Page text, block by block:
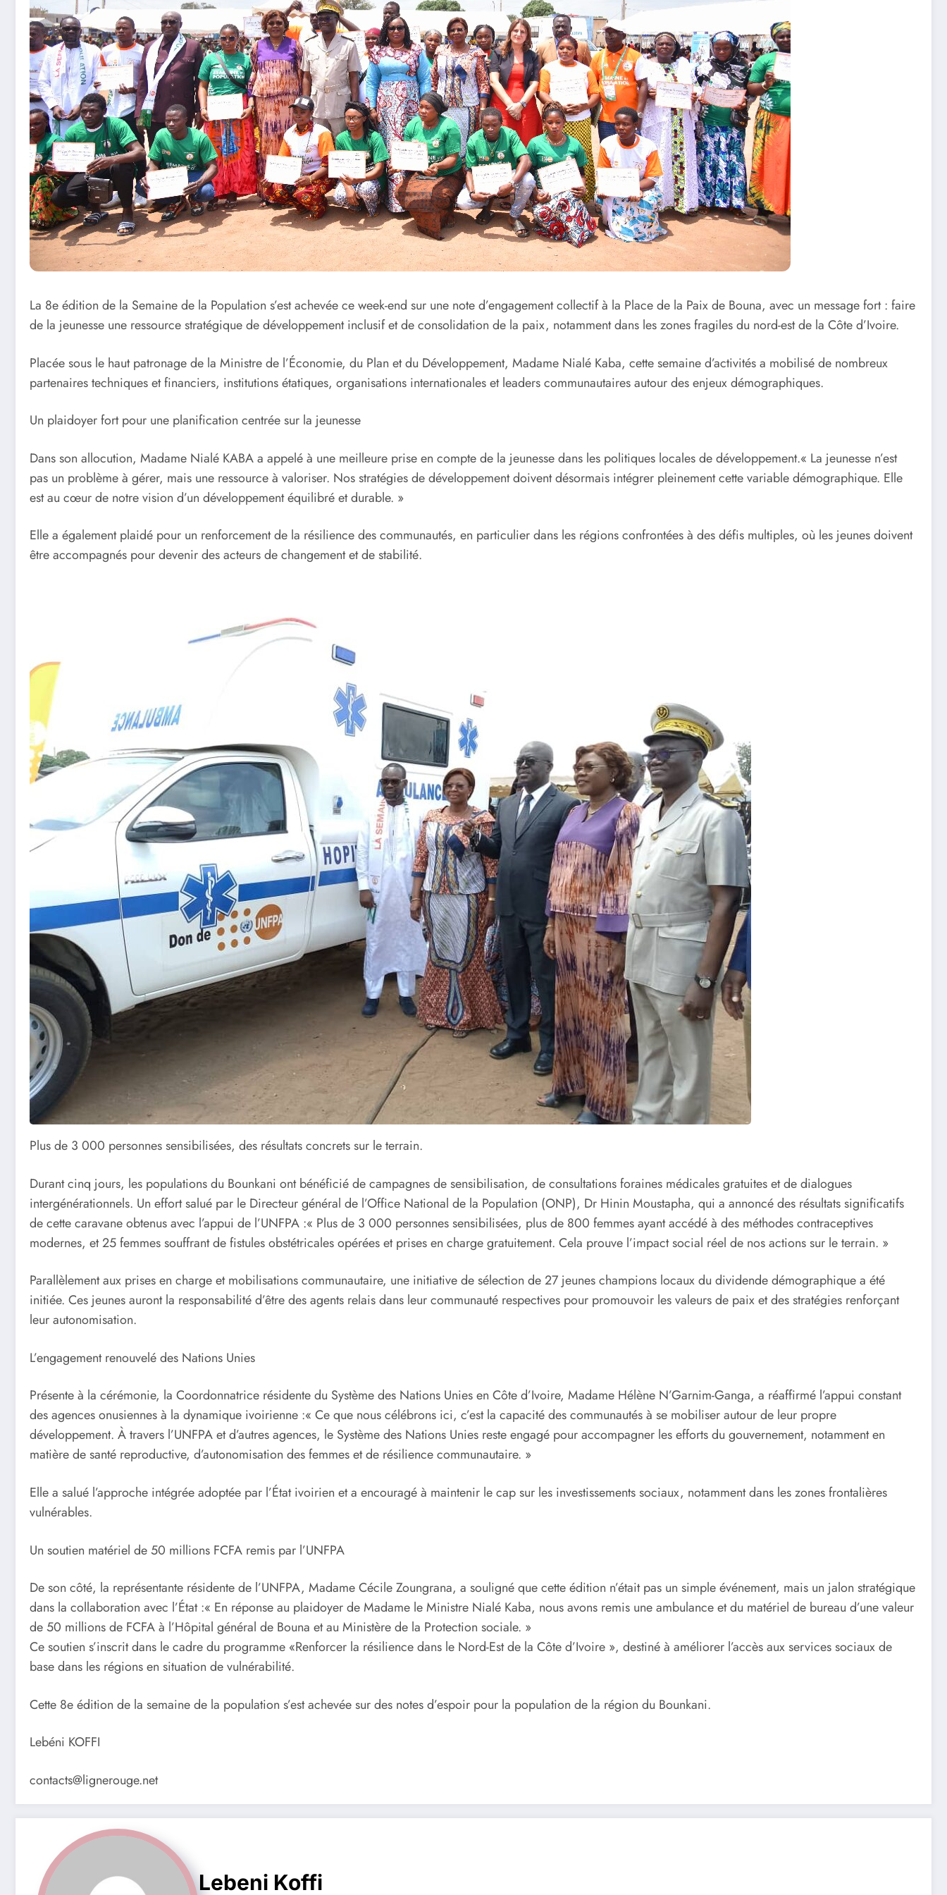
La 8e édition de la Semaine de la Population s’est achevée ce week-end sur une note d’engagement collectif à la Place de la Paix de Bouna, avec un message fort : faire
de la jeunesse une ressource stratégique de développement inclusif et de consolidation de la paix, notamment dans les zones fragiles du nord-est de la Côte d’Ivoire.
Placée sous le haut patronage de la Ministre de l’Économie, du Plan et du Développement, Madame Nialé Kaba, cette semaine d’activités a mobilisé de nombreux
partenaires techniques et financiers, institutions étatiques, organisations internationales et leaders communautaires autour des enjeux démographiques.
Un plaidoyer fort pour une planification centrée sur la jeunesse
Dans son allocution, Madame Nialé KABA a appelé à une meilleure prise en compte de la jeunesse dans les politiques locales de développement.« La jeunesse n’est
pas un problème à gérer, mais une ressource à valoriser. Nos stratégies de développement doivent désormais intégrer pleinement cette variable démographique. Elle
est au cœur de notre vision d’un développement équilibré et durable. »
Elle a également plaidé pour un renforcement de la résilience des communautés, en particulier dans les régions confrontées à des défis multiples, où les jeunes doivent
être accompagnés pour devenir des acteurs de changement et de stabilité.
Plus de 3 000 personnes sensibilisées, des résultats concrets sur le terrain.
Durant cinq jours, les populations du Bounkani ont bénéficié de campagnes de sensibilisation, de consultations foraines médicales gratuites et de dialogues
intergénérationnels. Un effort salué par le Directeur général de l’Office National de la Population (ONP), Dr Hinin Moustapha, qui a annoncé des résultats significatifs
de cette caravane obtenus avec l’appui de l’UNFPA :« Plus de 3 000 personnes sensibilisées, plus de 800 femmes ayant accédé à des méthodes contraceptives
modernes, et 25 femmes souffrant de fistules obstétricales opérées et prises en charge gratuitement. Cela prouve l’impact social réel de nos actions sur le terrain. »
Parallèlement aux prises en charge et mobilisations communautaire, une initiative de sélection de 27 jeunes champions locaux du dividende démographique a été
initiée. Ces jeunes auront la responsabilité d’être des agents relais dans leur communauté respectives pour promouvoir les valeurs de paix et des stratégies renforçant
leur autonomisation.
L’engagement renouvelé des Nations Unies
Présente à la cérémonie, la Coordonnatrice résidente du Système des Nations Unies en Côte d’Ivoire, Madame Hélène N’Garnim-Ganga, a réaffirmé l’appui constant
des agences onusiennes à la dynamique ivoirienne :« Ce que nous célébrons ici, c’est la capacité des communautés à se mobiliser autour de leur propre
développement. À travers l’UNFPA et d’autres agences, le Système des Nations Unies reste engagé pour accompagner les efforts du gouvernement, notamment en
matière de santé reproductive, d’autonomisation des femmes et de résilience communautaire. »
Elle a salué l’approche intégrée adoptée par l’État ivoirien et a encouragé à maintenir le cap sur les investissements sociaux, notamment dans les zones frontalières
vulnérables.
Un soutien matériel de 50 millions FCFA remis par l’UNFPA
De son côté, la représentante résidente de l’UNFPA, Madame Cécile Zoungrana, a souligné que cette édition n’était pas un simple événement, mais un jalon stratégique
dans la collaboration avec l’État :« En réponse au plaidoyer de Madame le Ministre Nialé Kaba, nous avons remis une ambulance et du matériel de bureau d’une valeur
de 50 millions de FCFA à l’Hôpital général de Bouna et au Ministère de la Protection sociale. »
Ce soutien s’inscrit dans le cadre du programme «Renforcer la résilience dans le Nord-Est de la Côte d’Ivoire », destiné à améliorer l’accès aux services sociaux de
base dans les régions en situation de vulnérabilité.
Cette 8e édition de la semaine de la population s’est achevée sur des notes d’espoir pour la population de la région du Bounkani.
Lebéni KOFFI
contacts@lignerouge.net
Lebeni Koffi